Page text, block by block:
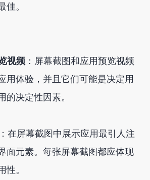
。
视频 ：屏幕截图和应用预览视频
用体验，并且它们可能是决定用
的决定性因素。
在屏幕截图中展示应用最引人注
面元素。每张屏幕截图都应体现
。